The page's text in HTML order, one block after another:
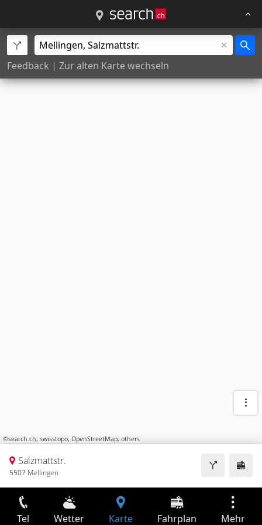
Feedback | Zur alten Karte wechseln
©search.ch, swisstopo, OpenStreetMap, others
Salzmattstr.
5507 Mellingen
Tel Wetter Karte Fahrplan Mehr